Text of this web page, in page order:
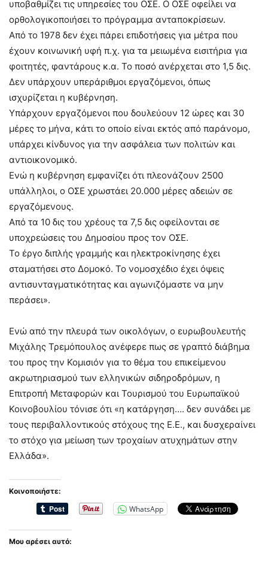
υποβαθμίζει τις υπηρεσίες του ΟΣΕ. Ο ΟΣΕ οφείλει να
ορθολογικοποιήσει το πρόγραμμα ανταποκρίσεων.
Από το 1978 δεν έχει πάρει επιδοτήσεις για μέτρα που
έχουν κοινωνική υφή π.χ. για τα μειωμένα εισιτήρια για
φοιτητές, φαντάρους κ.α. Το ποσό ανέρχεται στο 1,5 δις.
Δεν υπάρχουν υπεράριθμοι εργαζόμενοι, όπως
ισχυρίζεται η κυβέρνηση.
Υπάρχουν εργαζόμενοι που δουλεύουν 12 ώρες και 30
μέρες το μήνα, κάτι το οποίο είναι εκτός από παράνομο,
υπάρχει κίνδυνος για την ασφάλεια των πολιτών και
αντιοικονομικό.
Ενώ η κυβέρνηση εμφανίζει ότι πλεονάζουν 2500
υπάλληλοι, ο ΟΣΕ χρωστάει 20.000 μέρες αδειών σε
εργαζόμενους.
Από τα 10 δις του χρέους τα 7,5 δις οφείλονται σε
υποχρεώσεις του Δημοσίου προς τον ΟΣΕ.
Το έργο διπλής γραμμής και ηλεκτροκίνησης έχει
σταματήσει στο Δομοκό. Το νομοσχέδιο έχει όψεις
αντισυνταγματικότητας και αγωνιζόμαστε να μην
περάσει».
Ενώ από την πλευρά των οικολόγων, ο ευρωβουλευτής
Μιχάλης Τρεμόπουλος ανέφερε πως σε γραπτό διάβημα
του προς την Κομισιόν για το θέμα του επικείμενου
ακρωτηριασμού των ελληνικών σιδηροδρόμων, η
Επιτροπή Μεταφορών και Τουρισμού του Ευρωπαϊκού
Κοινοβουλίου τόνισε ότι «η κατάργηση…. δεν συνάδει με
τους περιβαλλοντικούς στόχους της Ε.Ε., και δυσχεραίνει
το στόχο για μείωση των τροχαίων ατυχημάτων στην
Ελλάδα».
Κοινοποιήστε:
WhatsApp
Μου αρέσει αυτό: